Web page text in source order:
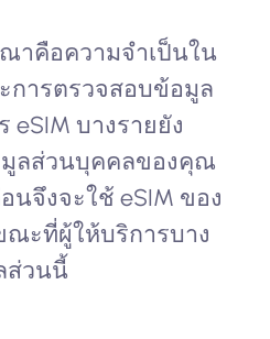
าคือความจำเป็นใน
การตรวจสอบข้อมูล
eSIM บางรายยัง
ลส่วนบุคคลของคุณ
นจึงจะใช้ eSIM ของ
ะที่ผู้ให้บริการบาง
ส่วนนี้